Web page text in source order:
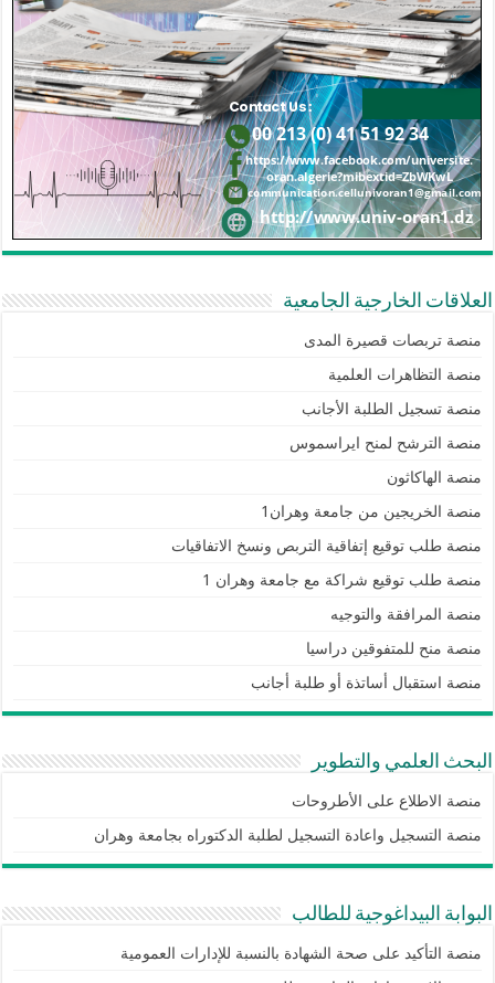
العلاقات الخارجية الجامعية
منصة تربصات قصيرة المدى
منصة التظاهرات العلمية
منصة تسجيل الطلبة الأجانب
منصة الترشح لمنح ايراسموس
منصة الهاكاثون
منصة الخريجين من جامعة وهران1
منصة طلب توقيع إتفاقية التربص ونسخ الاتفاقيات
منصة طلب توقيع شراكة مع جامعة وهران 1
منصة المرافقة والتوجيه
منصة منح للمتفوقين دراسيا
منصة استقبال أساتذة أو طلبة أجانب
البحث العلمي والتطوير
منصة الاطلاع على الأطروحات
منصة التسجيل واعادة التسجيل لطلبة الدكتوراه بجامعة وهران
البوابة البيداغوجية للطالب
منصة التأكيد على صحة الشهادة بالنسبة للإدارات العمومية